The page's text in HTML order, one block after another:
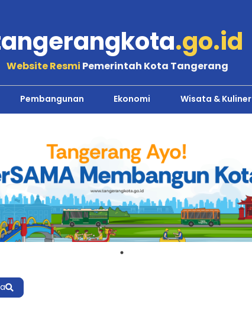
.go.id
Website Resmi Pemerintah Kota Tangerang
Pembangunan Ekonomi Wisata & Kuliner